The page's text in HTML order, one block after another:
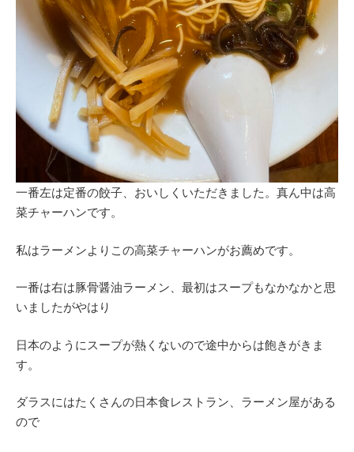
一番左は定番の餃子、おいしくいただきました。真ん中は高
菜チャーハンです。
私はラーメンよりこの高菜チャーハンがお薦めです。
一番は右は豚骨醤油ラーメン、最初はスープもなかなかと思
いましたがやはり
日本のようにスープが熱くないので途中からは飽きがきま
す。
ダラスにはたくさんの日本食レストラン、ラーメン屋がある
ので